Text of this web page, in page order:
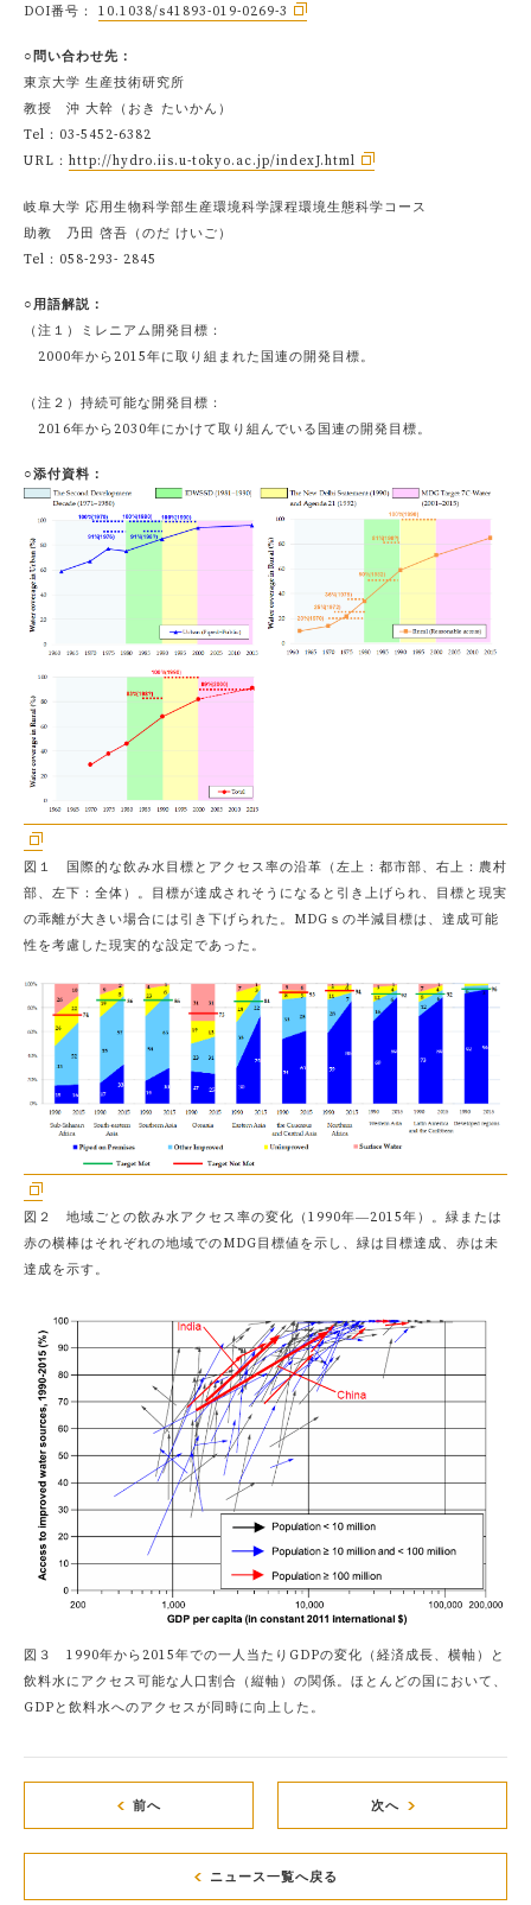
DOI番号： 10.1038/s41893-019-0269-3
○問い合わせ先：
東京大学 生産技術研究所
教授 沖 大幹（おき たいかん）
Tel：03-5452-6382
URL： http://hydro.iis.u-tokyo.ac.jp/indexJ.html
岐阜大学 応用生物科学部生産環境科学課程環境生態科学コース
助教 乃田 啓吾（のだ けいご）
Tel：058-293- 2845
○用語解説：
（注１）ミレニアム開発目標：
2000年から2015年に取り組まれた国連の開発目標。
（注２）持続可能な開発目標：
2016年から2030年にかけて取り組んでいる国連の開発目標。
○添付資料：
図１ 国際的な飲み水目標とアクセス率の沿革（左上：都市部、右上：農村
部、左下：全体）。目標が達成されそうになると引き上げられ、目標と現実
の乖離が大きい場合には引き下げられた。MDGｓの半減目標は、達成可能
性を考慮した現実的な設定であった。
図２ 地域ごとの飲み水アクセス率の変化（1990年―2015年）。緑または
赤の横棒はそれぞれの地域でのMDG目標値を示し、緑は目標達成、赤は未
達成を示す。
図３ 1990年から2015年での一人当たりGDPの変化（経済成長、横軸）と
飲料水にアクセス可能な人口割合（縦軸）の関係。ほとんどの国において、
GDPと飲料水へのアクセスが同時に向上した。
前へ 次へ
ニュース一覧へ戻る